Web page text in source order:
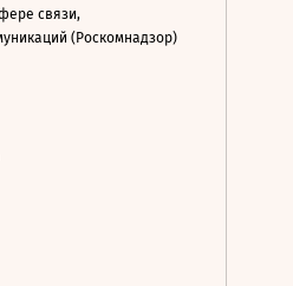
связи,
(Роскомнадзор)